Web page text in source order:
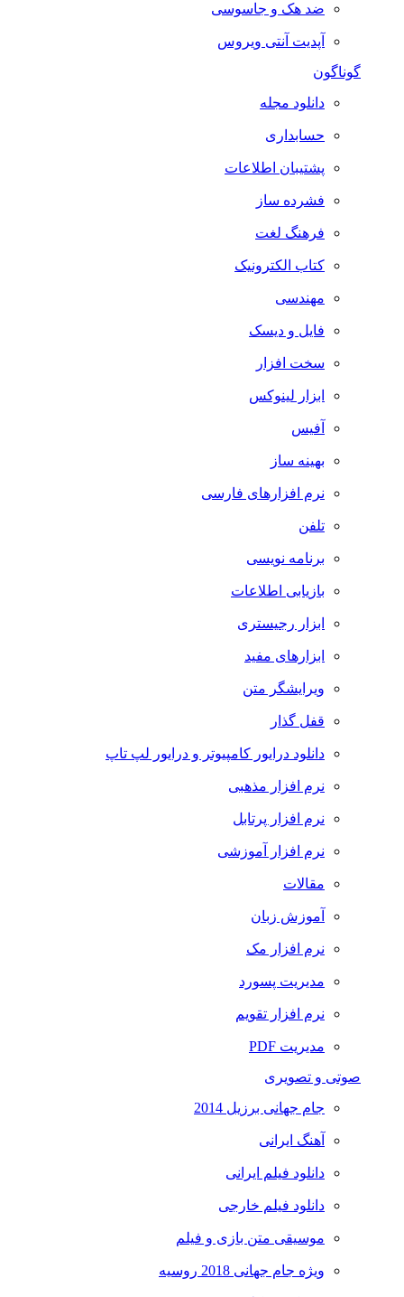
ضد هک و جاسوسی
آپدیت آنتی ویروس
گوناگون
دانلود مجله
حسابداری
پشتیبان اطلاعات
فشرده ساز
فرهنگ لغت
کتاب الکترونیک
مهندسی
فایل و دیسک
سخت افزار
ابزار لینوکس
آفیس
بهینه ساز
نرم افزارهای فارسی
تلفن
برنامه نویسی
بازیابی اطلاعات
ابزار رجیستری
ابزارهای مفید
ویرایشگر متن
قفل گذار
دانلود درایور کامپیوتر و درایور لپ تاپ
نرم افزار مذهبی
نرم افزار پرتابل
نرم افزار آموزشی
مقالات
آموزش زبان
نرم افزار مک
مدیریت پسورد
نرم افزار تقویم
مدیریت PDF
صوتی و تصویری
جام جهانی برزیل 2014
آهنگ ایرانی
دانلود فیلم ایرانی
دانلود فیلم خارجی
موسیقی متن بازی و فیلم
ویژه جام جهانی 2018 روسیه